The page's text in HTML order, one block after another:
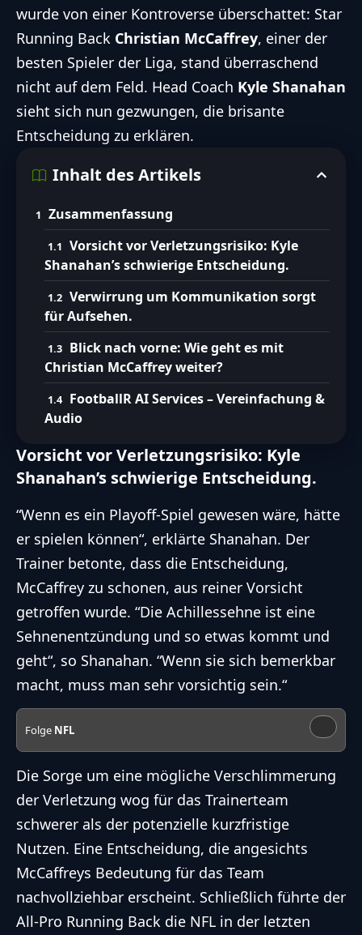
wurde von einer Kontroverse überschattet: Star
Running Back Christian McCaffrey, einer der
besten Spieler der Liga, stand überraschend
nicht auf dem Feld. Head Coach Kyle Shanahan
sieht sich nun gezwungen, die brisante
Entscheidung zu erklären.
Inhalt des Artikels
Zusammenfassung
Vorsicht vor Verletzungsrisiko: Kyle
Shanahan’s schwierige Entscheidung.
Verwirrung um Kommunikation sorgt
für Aufsehen.
Blick nach vorne: Wie geht es mit
Christian McCaffrey weiter?
FootballR AI Services – Vereinfachung &
Audio
Vorsicht vor Verletzungsrisiko: Kyle
Shanahan’s schwierige Entscheidung.
“Wenn es ein Playoff-Spiel gewesen wäre, hätte
er spielen können“, erklärte Shanahan. Der
Trainer betonte, dass die Entscheidung,
McCaffrey zu schonen, aus reiner Vorsicht
getroffen wurde. “Die Achillessehne ist eine
Sehnenentzündung und so etwas kommt und
geht“, so Shanahan. “Wenn sie sich bemerkbar
macht, muss man sehr vorsichtig sein.“
Folge NFL
Die Sorge um eine mögliche Verschlimmerung
der Verletzung wog für das Trainerteam
schwerer als der potenzielle kurzfristige
Nutzen. Eine Entscheidung, die angesichts
McCaffreys Bedeutung für das Team
nachvollziehbar erscheint. Schließlich führte der
All-Pro Running Back die NFL in der letzten